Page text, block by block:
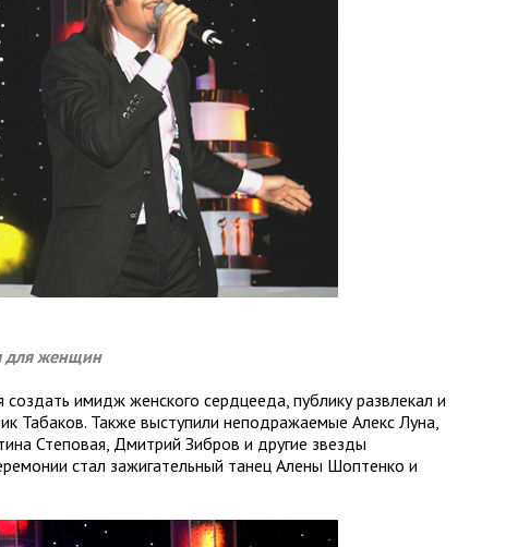
для женщин
имидж женского сердцееда, публику развлекал и
Табаков. Также выступили неподражаемые Алекс Луна,
Степовая, Дмитрий Зибров и другие звезды
стал зажигательный танец Алены Шоптенко и